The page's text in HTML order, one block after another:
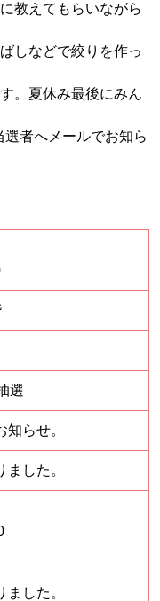
教えてもらいながら
しなどで絞りを作っ
。夏休み最後にみん
者へメールでお知ら
選
らせ。
した。
した。